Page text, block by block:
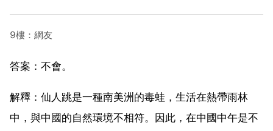
9樓：網友
答案：不會。
解釋：仙人跳是一種南美洲的毒蛙，生活在熱帶雨林
中，與中國的自然環境不相符。因此，在中國中午是不